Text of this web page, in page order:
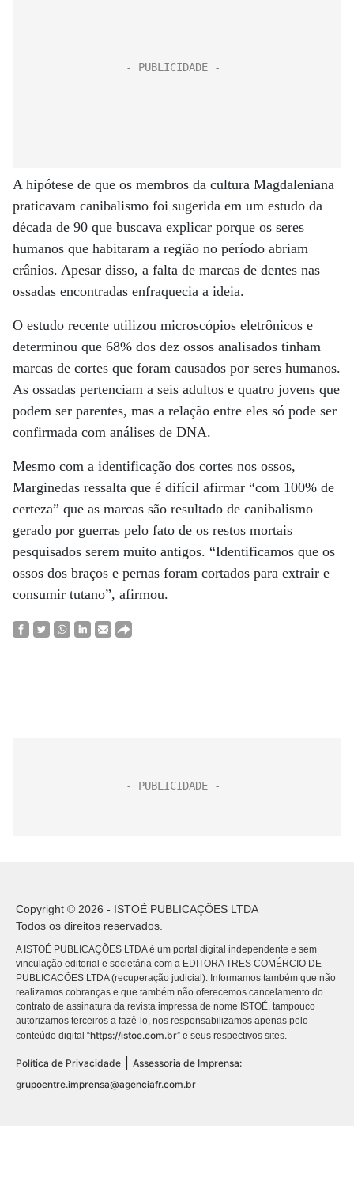
A hipótese de que os membros da cultura Magdaleniana
praticavam canibalismo foi sugerida em um estudo da
década de 90 que buscava explicar porque os seres
humanos que habitaram a região no período abriam
crânios. Apesar disso, a falta de marcas de dentes nas
ossadas encontradas enfraquecia a ideia.
O estudo recente utilizou microscópios eletrônicos e
determinou que 68% dos dez ossos analisados tinham
marcas de cortes que foram causados por seres humanos.
As ossadas pertenciam a seis adultos e quatro jovens que
podem ser parentes, mas a relação entre eles só pode ser
confirmada com análises de DNA.
Mesmo com a identificação dos cortes nos ossos,
Marginedas ressalta que é difícil afirmar “com 100% de
certeza” que as marcas são resultado de canibalismo
gerado por guerras pelo fato de os restos mortais
pesquisados serem muito antigos. “Identificamos que os
ossos dos braços e pernas foram cortados para extrair e
consumir tutano”, afirmou.
Copyright © 2026 - ISTOÉ PUBLICAÇÕES LTDA
Todos os direitos reservados.
A ISTOÉ PUBLICAÇÕES LTDA é um portal digital independente e sem
vinculação editorial e societária com a EDITORA TRES COMÉRCIO DE
PUBLICACÕES LTDA (recuperação judicial). Informamos também que não
realizamos cobranças e que também não oferecemos cancelamento do
contrato de assinatura da revista impressa de nome ISTOÉ, tampouco
autorizamos terceiros a fazê-lo, nos responsabilizamos apenas pelo
conteúdo digital “https://istoe.com.br” e seus respectivos sites.
Política de Privacidade
Assessoria de Imprensa:
grupoentre.imprensa@agenciafr.com.br